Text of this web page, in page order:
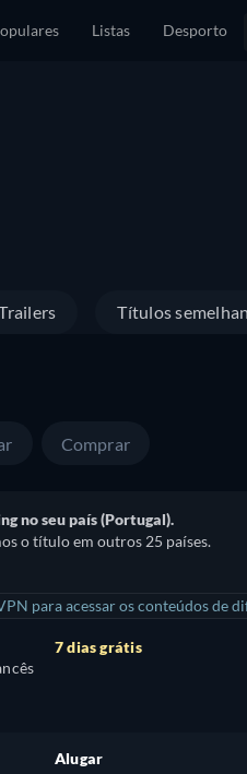
Listas Desporto
Títulos
Comprar
no seu país (Portugal).
o título em outros 25 países.
para acessar os conteúdos de
7 dias grátis
Alugar